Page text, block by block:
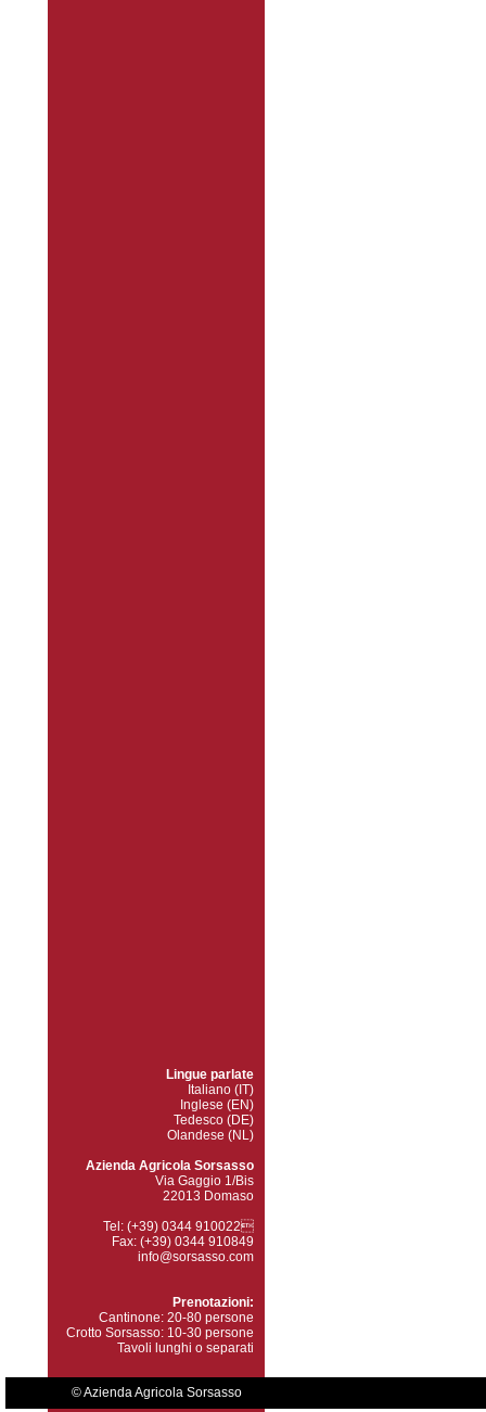
Lingue parlate
Italiano (IT)
Inglese (EN)
Tedesco (DE)
Olandese (NL)
Azienda Agricola Sorsasso
Via Gaggio 1/Bis
22013 Domaso
Tel: (+39) 0344 910022
Fax: (+39) 0344 910849
info@sorsasso.com
Prenotazioni:
Cantinone: 20-80 persone
Crotto Sorsasso: 10-30 persone
Tavoli lunghi o separati
© Azienda Agricola Sorsasso